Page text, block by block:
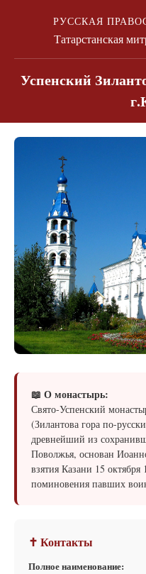
РУССКАЯ
Татарстанская
Успенский
📖 О монастырь:
Свято-Успенский
(Зилантова гора по-
древнейший из
Поволжья, основан
взятия Казани 15 октября
поминовения павших
✝ Контакты
Полное наименование: